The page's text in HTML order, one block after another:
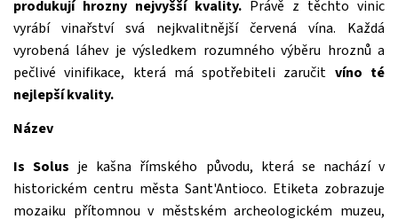
produkují hrozny nejvyšší kvality. Právě z těchto vinic
vyrábí vinařství svá nejkvalitnější červená vína. Každá
vyrobená láhev je výsledkem rozumného výběru hroznů a
pečlivé vinifikace, která má spotřebiteli zaručit víno té
nejlepší kvality.
Název
Is Solus je kašna římského původu, která se nachází v
historickém centru města Sant'Antioco. Etiketa zobrazuje
mozaiku přítomnou v městském archeologickém muzeu,